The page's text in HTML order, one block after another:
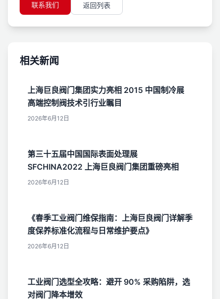
联系我们 返回列表
相关新闻
上海巨良阀门集团实力亮相 2015 中国制冷展
高端控制阀技术引行业瞩目
2026年6月12日
第三十五届中国国际表面处理展
SFCHINA2022 上海巨良阀门集团重磅亮相
2026年6月12日
《春季工业阀门维保指南：上海巨良阀门详解季
度保养标准化流程与日常维护要点》
2026年6月12日
工业阀门选型全攻略：避开 90% 采购陷阱，选
对阀门降本增效